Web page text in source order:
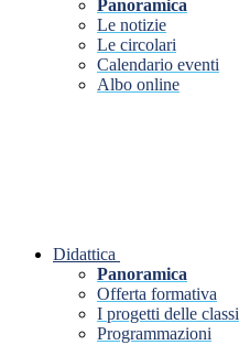
Panoramica
Le notizie
Le circolari
Calendario eventi
Albo online
Didattica
Panoramica
Offerta formativa
I progetti delle classi
Programmazioni